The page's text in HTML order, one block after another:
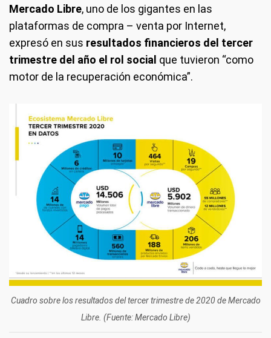
Mercado Libre, uno de los gigantes en las
plataformas de compra – venta por Internet,
expresó en sus resultados financieros del tercer
trimestre del año el rol social que tuvieron “como
motor de la recuperación económica”.
Cuadro sobre los resultados del tercer trimestre de 2020 de Mercado
Libre. (Fuente: Mercado Libre)